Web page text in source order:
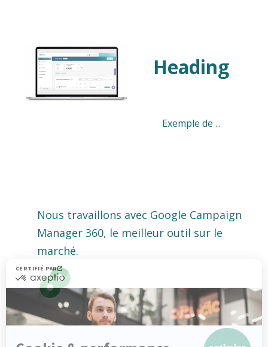
Heading
Exemple de ...
Nous travaillons avec Google Campaign
Manager 360, le meilleur outil sur le
marché.